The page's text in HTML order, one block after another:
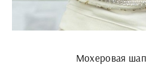
Мохеровая